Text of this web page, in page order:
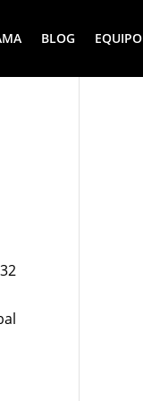
BLOG EQUIPO